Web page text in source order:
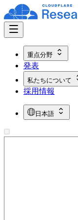
重点分野
発表
私たちについて
採用情報
日本語